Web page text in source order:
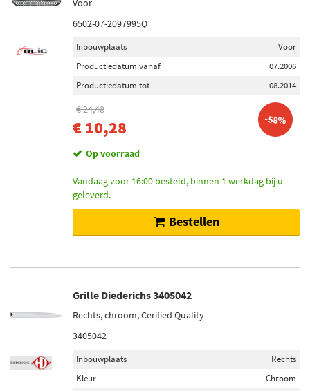
Voor
6502-07-2097995Q
Inbouwplaats
Voor
Productiedatum vanaf
07.2006
Productiedatum tot
08.2014
€ 24,48
€ 10,28 -58%
Op voorraad
Vandaag voor 16:00 besteld, binnen 1 werkdag bij u
geleverd.
Bestellen
Grille Diederichs 3405042
Rechts, chroom, Cerified Quality
3405042
Inbouwplaats
Rechts
Kleur
Chroom